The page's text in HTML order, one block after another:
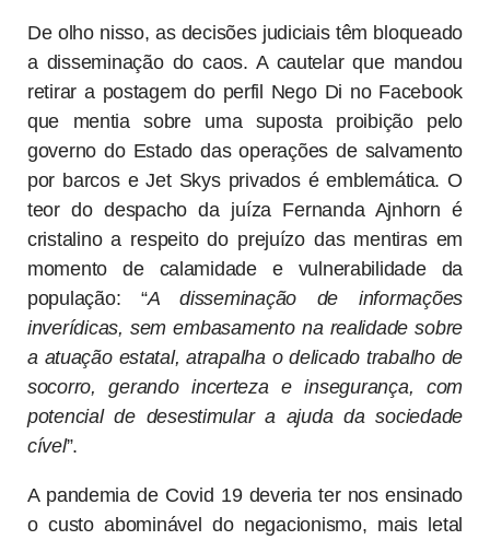
De olho nisso, as decisões judiciais têm bloqueado
a disseminação do caos. A cautelar que mandou
retirar a postagem do perfil Nego Di no Facebook
que mentia sobre uma suposta proibição pelo
governo do Estado das operações de salvamento
por barcos e Jet Skys privados é emblemática. O
teor do despacho da juíza Fernanda Ajnhorn é
cristalino a respeito do prejuízo das mentiras em
momento de calamidade e vulnerabilidade da
população: “A disseminação de informações
inverídicas, sem embasamento na realidade sobre
a atuação estatal, atrapalha o delicado trabalho de
socorro, gerando incerteza e insegurança, com
potencial de desestimular a ajuda da sociedade
cível”.
A pandemia de Covid 19 deveria ter nos ensinado
o custo abominável do negacionismo, mais letal